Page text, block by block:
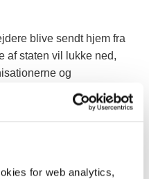
for web analytics,
blive sendt hjem fra
af staten vil lukke ned,
og
et forlig om en ny
Det er 6 dage efter, at
kan begynde.